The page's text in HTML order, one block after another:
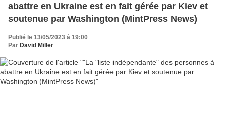
abattre en Ukraine est en fait gérée par Kiev et
soutenue par Washington (MintPress News)
Publié le 13/05/2023 à 19:00
Par David Miller